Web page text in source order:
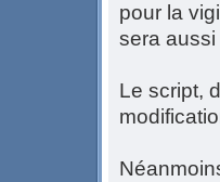
pour la
sera
Le script,